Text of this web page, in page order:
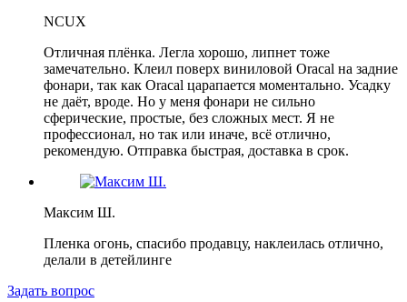
NCUX
Отличная плёнка. Легла хорошо, липнет тоже
замечательно. Клеил поверх виниловой Oracal на задние
фонари, так как Oracal царапается моментально. Усадку
не даёт, вроде. Но у меня фонари не сильно
сферические, простые, без сложных мест. Я не
профессионал, но так или иначе, всё отлично,
рекомендую. Отправка быстрая, доставка в срок.
Максим Ш.
Пленка огонь, спасибо продавцу, наклеилась отлично,
делали в детейлинге
Задать вопрос